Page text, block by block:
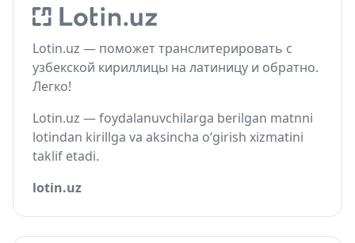
Lotin.uz — поможет транслитерировать с
узбекской кириллицы на латиницу и обратно.
Легко!
Lotin.uz — foydalanuvchilarga berilgan matnni
lotindan kirillga va aksincha o‘girish xizmatini
taklif etadi.
lotin.uz